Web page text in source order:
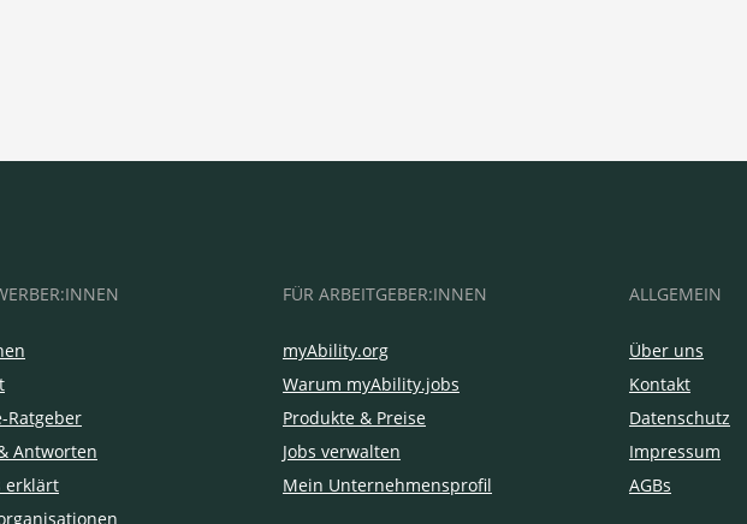
Ratgeber
Antworten
erklärt
FÜR ARBEITGEBER:INNEN
myAbility.org
Warum myAbility.jobs
Produkte & Preise
Jobs verwalten
Mein Unternehmensprofil
ALLGEMEIN
Über uns
Kontakt
Datenschutz
Impressum
AGBs